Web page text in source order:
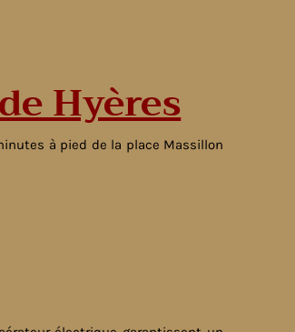
Hyères
à pied de la place Massillon